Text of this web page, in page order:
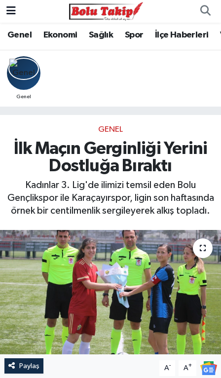
Genel Ekonomi Sağlık Spor İlçe Haberleri
Genel
GENEL
İlk Maçın Gerginliği Yerini
Dostluğa Bıraktı
Kadınlar 3. Lig'de ilimizi temsil eden Bolu
Gençlikspor ile Karaçayırspor, ligin son haftasında
örnek bir centilmenlik sergileyerek alkış topladı.
Paylaş A- A+